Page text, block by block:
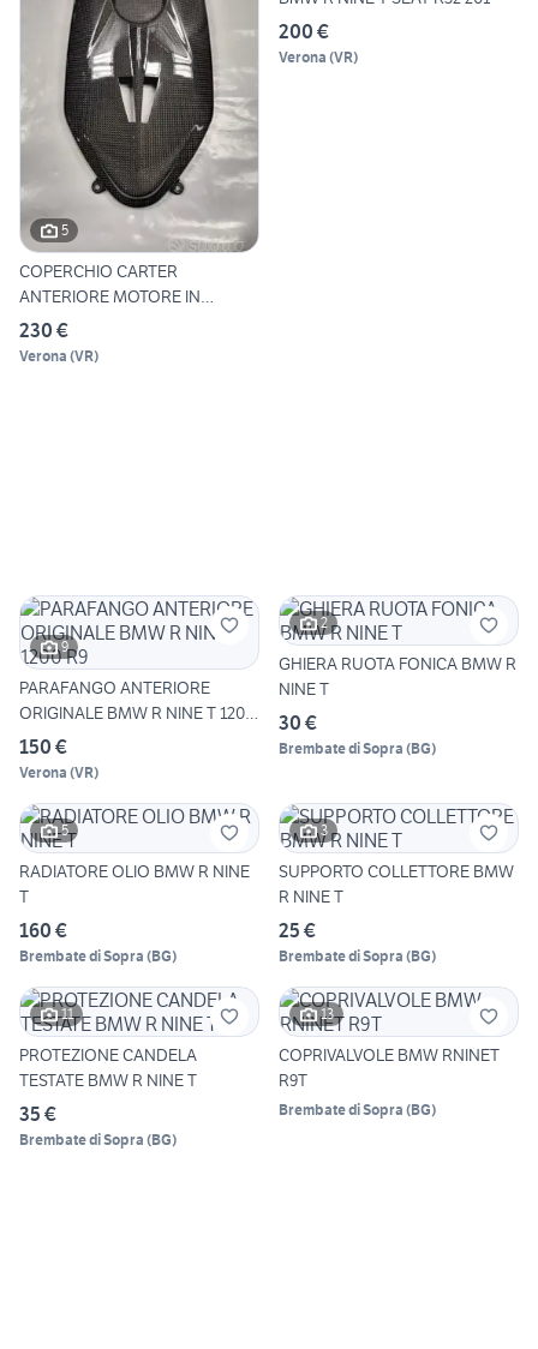
5
COPERCHIO CARTER
ANTERIORE MOTORE IN
CARBONIO PER
230 €
Verona (VR)
200 €
Verona (VR)
9
PARAFANGO ANTERIORE
ORIGINALE BMW R NINE T 1200
R9
150 €
Verona (VR)
2
GHIERA RUOTA FONICA BMW R
NINE T
30 €
Brembate di Sopra (BG)
5
RADIATORE OLIO BMW R NINE
T
160 €
Brembate di Sopra (BG)
3
SUPPORTO COLLETTORE BMW
R NINE T
25 €
Brembate di Sopra (BG)
11
PROTEZIONE CANDELA
TESTATE BMW R NINE T
35 €
Brembate di Sopra (BG)
13
COPRIVALVOLE BMW RNINET
R9T
Brembate di Sopra (BG)